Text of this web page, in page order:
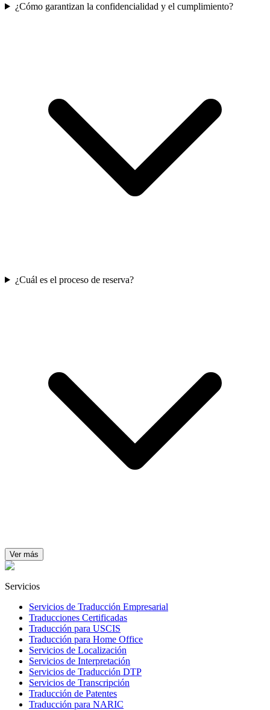
¿Cómo garantizan la confidencialidad y el cumplimiento?
¿Cuál es el proceso de reserva?
Ver más
Servicios
Servicios de Traducción Empresarial
Traducciones Certificadas
Traducción para USCIS
Traducción para Home Office
Servicios de Localización
Servicios de Interpretación
Servicios de Traducción DTP
Servicios de Transcripción
Traducción de Patentes
Traducción para NARIC